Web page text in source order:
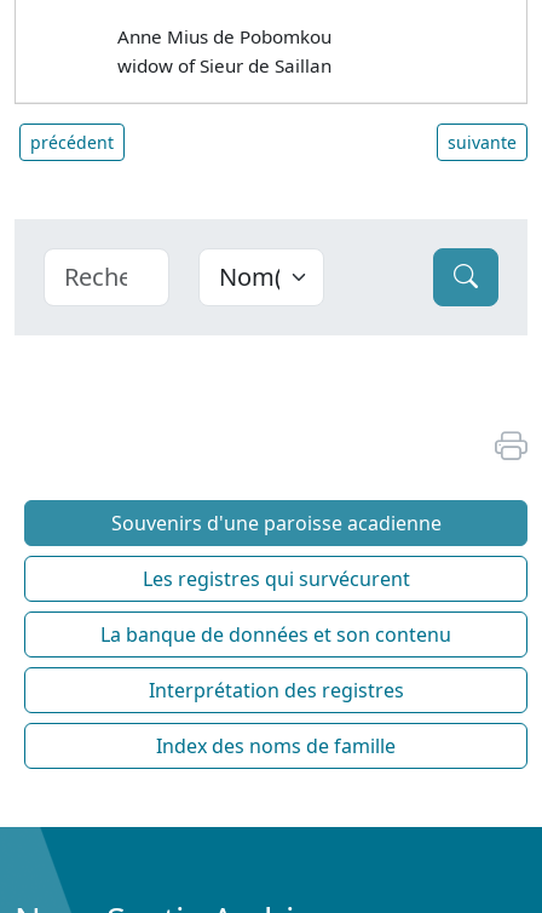
Anne Mius de Pobomkou
widow of Sieur de Saillan
précédent suivante
Souvenirs d'une paroisse acadienne
Les registres qui survécurent
La banque de données et son contenu
Interprétation des registres
Index des noms de famille